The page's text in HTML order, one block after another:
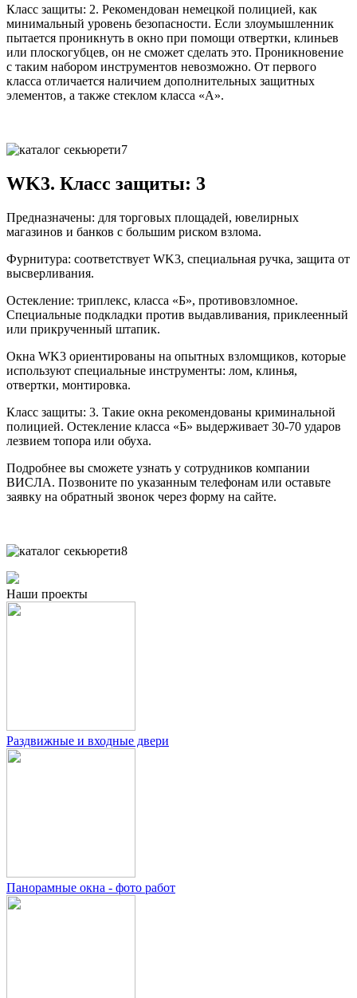
Класс защиты: 2. Рекомендован немецкой полицией, как
минимальный уровень безопасности. Если злоумышленник
пытается проникнуть в окно при помощи отвертки, клиньев
или плоскогубцев, он не сможет сделать это. Проникновение
с таким набором инструментов невозможно. От первого
класса отличается наличием дополнительных защитных
элементов, а также стеклом класса «А».
WK3. Класс защиты: 3
Предназначены: для торговых площадей, ювелирных
магазинов и банков с большим риском взлома.
Фурнитура: соответствует WK3, специальная ручка, защита от
высверливания.
Остекление: триплекс, класса «Б», противовзломное.
Специальные подкладки против выдавливания, приклеенный
или прикрученный штапик.
Окна WK3 ориентированы на опытных взломщиков, которые
используют специальные инструменты: лом, клинья,
отвертки, монтировка.
Класс защиты: 3. Такие окна рекомендованы криминальной
полицией. Остекление класса «Б» выдерживает 30-70 ударов
лезвием топора или обуха.
Подробнее вы сможете узнать у сотрудников компании
ВИСЛА. Позвоните по указанным телефонам или оставьте
заявку на обратный звонок через форму на сайте.
Наши проекты
Раздвижные и входные двери
Панорамные окна - фото работ